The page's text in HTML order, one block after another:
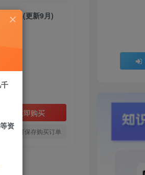
上架(更新9月)
立即购买
买，可保存购买订单
资